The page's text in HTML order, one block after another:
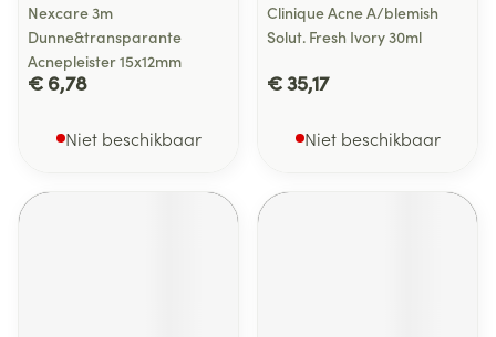
Nexcare 3m
Dunne&transparante
Acnepleister 15x12mm
€ 6,78
Niet beschikbaar
Clinique Acne A/blemish
Solut. Fresh Ivory 30ml
€ 35,17
Niet beschikbaar